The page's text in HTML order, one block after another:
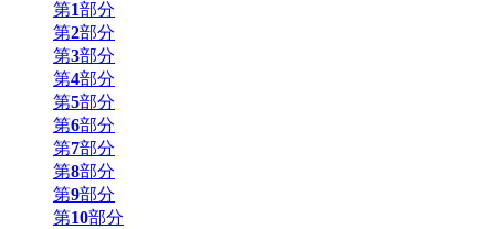
第1部分
第2部分
第3部分
第4部分
第5部分
第6部分
第7部分
第8部分
第9部分
第10部分